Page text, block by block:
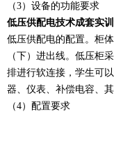
（3）设备的功能要求
低压供配电技术成套实
低压供配电的配置。柜
（下）进出线。低压柜
排进行软连接，学生可
器、仪表、补偿电容、
（4）配置要求